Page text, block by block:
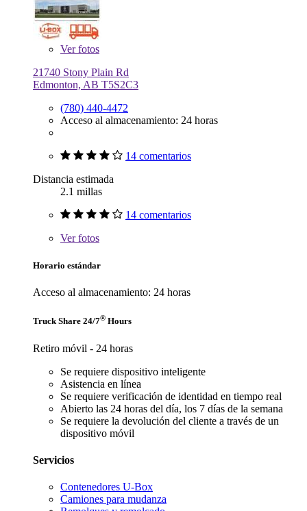
Verfotos
21740 Stony Plain Rd
Edmonton, AB T5S2C3
(780) 440-4472
Acceso al almacenamiento: 24 horas
14 comentarios
Distancia estimada
2.1 millas
14 comentarios
Verfotos
Horario estándar
Acceso al almacenamiento: 24 horas
Truck Share 24/7® Hours
Retiro móvil - 24 horas
Se requiere dispositivo inteligente
Asistencia en línea
Se requiere verificación de identidad en tiempo real
Abierto las 24 horas del día, los 7 días de la semana
Se requiere la devolución del cliente a través de un
dispositivo móvil
Servicios
Contenedores U-Box
Camiones para mudanza